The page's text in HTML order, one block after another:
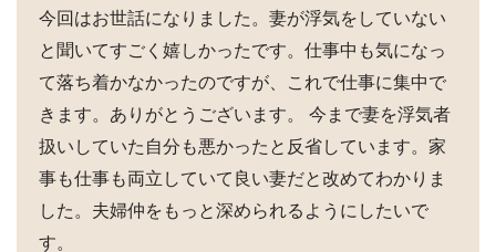
今回はお世話になりました。妻が浮気をしていない
と聞いてすごく嬉しかったです。仕事中も気になっ
て落ち着かなかったのですが、これで仕事に集中で
きます。ありがとうございます。 今まで妻を浮気者
扱いしていた自分も悪かったと反省しています。家
事も仕事も両立していて良い妻だと改めてわかりま
した。夫婦仲をもっと深められるようにしたいで
す。